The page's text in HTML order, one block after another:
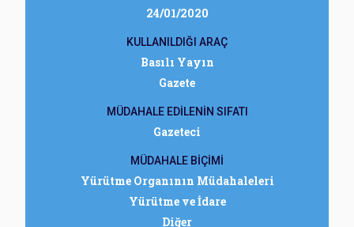
24/01/2020
KULLANILDIĞI ARAÇ
Basılı Yayın
Gazete
MÜDAHALE EDİLENİN SIFATI
Gazeteci
MÜDAHALE BİÇİMİ
Yürütme Organının Müdahaleleri
Yürütme ve İdare
Diğer